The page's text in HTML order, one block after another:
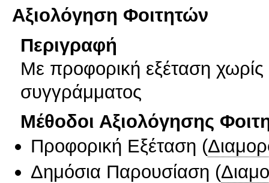
Αξιολόγηση Φοιτητών
Περιγραφή
Με προφορική εξέταση χωρίς
συγγράμματος
Μέθοδοι Αξιολόγησης
Προφορική Εξέταση (
Δημόσια Παρουσίαση (